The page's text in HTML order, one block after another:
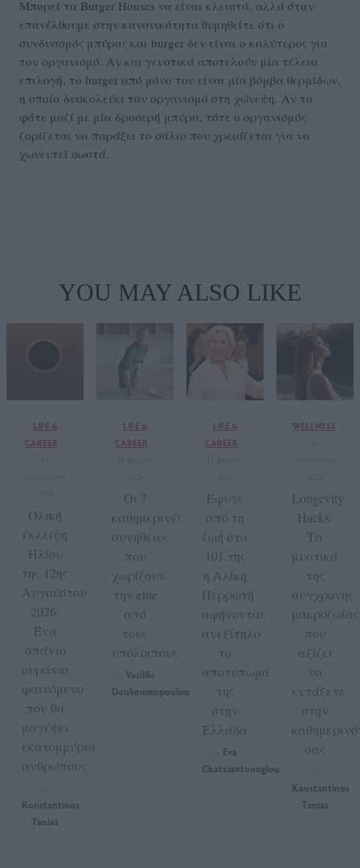
Μπορεί τα Burger Houses να είναι κλειστά, αλλά όταν
επανέλθουμε στην κανονικότητα θυμηθείτε ότι ο
συνδυασμός μπύρας και burger δεν είναι ο καλύτερος για
τον οργανισμό. Αν και γευστικά αποτελούν μία τέλεια
επιλογή, το burger από μόνο του είναι μία βόμβα θερμίδων,
η οποία δυσκολεύει τον οργανισμό στη χώνεψη. Αν το
φάτε μαζί με μία δροσερή μπύρα, τότε ο οργανισμός
ζορίζεται να παράξει το σάλιο που χρειάζεται για να
χωνευτεί σωστά.
YOU MAY ALSO LIKE
LIFE &
CAREER
Ολική
έκλειψη
Ηλίου
της 12ης
Αυγούστου
2026:
Ένα
σπάνιο
ουράνιο
φαινόμενο
που θα
μαγέψει
εκατομμύρια
ανθρώπους
Konstantinos
Tanias
LIFE &
CAREER
Οι 7
καθημερινές
συνήθειες
που
χωρίζουν
την elite
από
τους
υπόλοιπους
Vasiliki
Doukoumopoulou
LIFE &
CAREER
Έφυγε
από τη
ζωή στα
101 της
η Αλίκη
Περρωτή
αφήνοντας
ανεξίτηλο
το
αποτύπωμά
της
στην
Ελλάδα
Eva
Chatziantonoglou
WELLNESS
Longevity
Hacks:
Τα
μυστικά
της
σύγχρονης
μακροζωίας
που
αξίζει
να
εντάξετε
στην
σας
Konstantinos
Tanias